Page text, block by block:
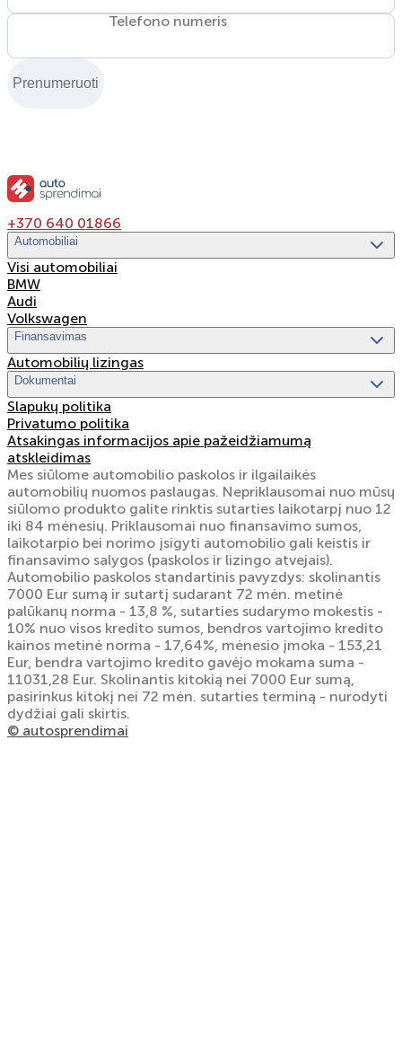
Telefono numeris
Prenumeruoti
+370 640 01866
Automobiliai
Visi automobiliai
BMW
Audi
Volkswagen
Finansavimas
Automobilių lizingas
Dokumentai
Slapukų politika
Privatumo politika
Atsakingas informacijos apie pažeidžiamumą
atskleidimas
Mes siūlome automobilio paskolos ir ilgailaikės
automobilių nuomos paslaugas. Nepriklausomai nuo mūsų
siūlomo produkto galite rinktis sutarties laikotarpį nuo 12
iki 84 mėnesių. Priklausomai nuo finansavimo sumos,
laikotarpio bei norimo įsigyti automobilio gali keistis ir
finansavimo salygos (paskolos ir lizingo atvejais).
Automobilio paskolos standartinis pavyzdys: skolinantis
7000 Eur sumą ir sutartį sudarant 72 mėn. metinė
palūkanų norma - 13,8 %, sutarties sudarymo mokestis -
10% nuo visos kredito sumos, bendros vartojimo kredito
kainos metinė norma - 17,64%, mėnesio įmoka - 153,21
Eur, bendra vartojimo kredito gavėjo mokama suma -
11031,28 Eur. Skolinantis kitokią nei 7000 Eur sumą,
pasirinkus kitokį nei 72 mėn. sutarties terminą - nurodyti
dydžiai gali skirtis.
© autosprendimai